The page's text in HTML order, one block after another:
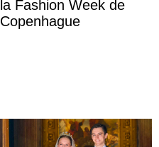
la Fashion Week de
Copenhague